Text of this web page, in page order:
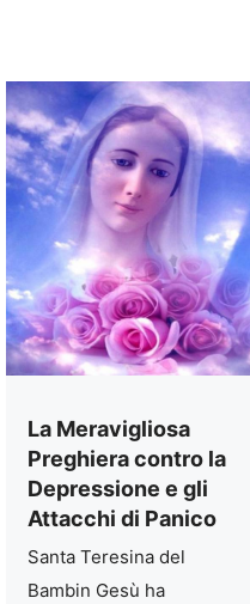
La Meravigliosa
Preghiera contro la
Depressione e gli
Attacchi di Panico
Santa Teresina del
Bambin Gesù ha